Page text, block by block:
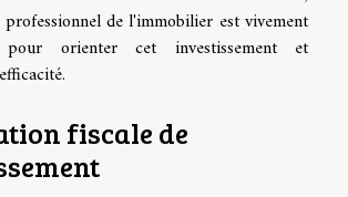
de l'immobilier est vivement
pour orienter cet investissement et
fiscale de